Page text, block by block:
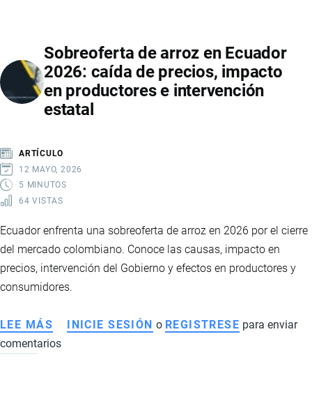
INTEGRAL
2025-
2029:
LA
DE
RUTA
DEL
EN
Sobreoferta de arroz en Ecuador
2026: caída de precios, impacto
en productores e intervención
estatal
ARTÍCULO
12 MAYO, 2026
5 MINUTOS
64 VISTAS
Ecuador enfrenta una sobreoferta de arroz en 2026 por el cierre
del mercado colombiano. Conoce las causas, impacto en
precios, intervención del Gobierno y efectos en productores y
consumidores.
LEE MÁS SOBRE
SOBREOFERTA
INICIE SESIÓN o REGISTRESE para enviar
comentarios